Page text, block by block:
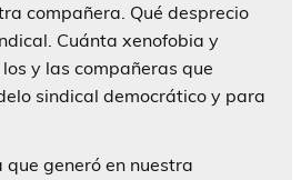
compañera. Qué desprecio
Cuánta xenofobia y
y las compañeras que
sindical democrático y para
generó en nuestra